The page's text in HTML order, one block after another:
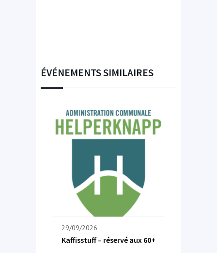
ÉVÉNEMENTS SIMILAIRES
29/09/2026
Kaffisstuff – réservé aux 60+